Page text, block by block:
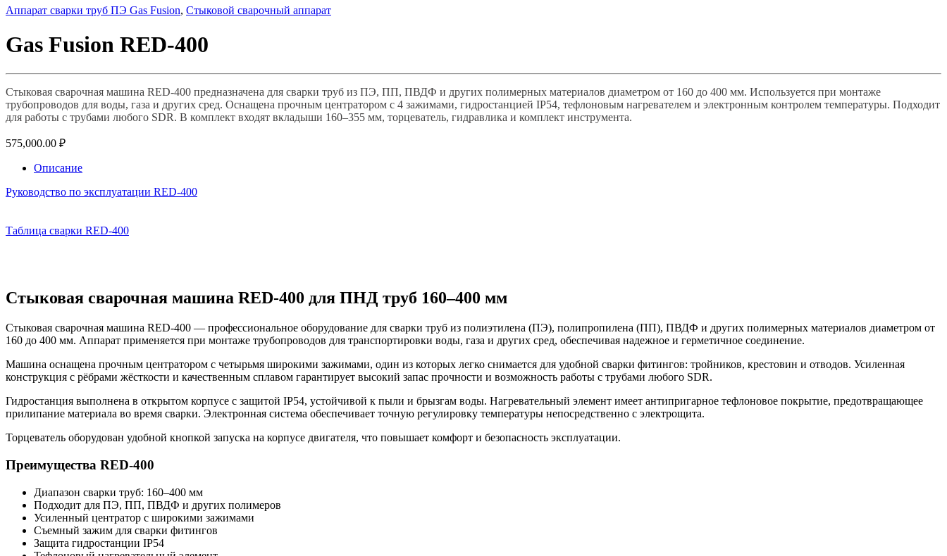
Аппарат сварки труб ПЭ Gas Fusion, Стыковой сварочный аппарат
Gas Fusion RED-400
Стыковая сварочная машина RED-400 предназначена для сварки труб из ПЭ, ПП, ПВДФ и других полимерных материалов диаметром от 160 до 400 мм. Используется при монтаже
трубопроводов для воды, газа и других сред. Оснащена прочным центратором с 4 зажимами, гидростанцией IP54, тефлоновым нагревателем и электронным контролем температуры. Подходит
для работы с трубами любого SDR. В комплект входят вкладыши 160–355 мм, торцеватель, гидравлика и комплект инструмента.
575,000.00 ₽
Описание
Руководство по эксплуатации RED-400
Таблица сварки RED-400
Стыковая сварочная машина RED-400 для ПНД труб 160–400 мм
Стыковая сварочная машина RED-400 — профессиональное оборудование для сварки труб из полиэтилена (ПЭ), полипропилена (ПП), ПВДФ и других полимерных материалов диаметром от
160 до 400 мм. Аппарат применяется при монтаже трубопроводов для транспортировки воды, газа и других сред, обеспечивая надежное и герметичное соединение.
Машина оснащена прочным центратором с четырьмя широкими зажимами, один из которых легко снимается для удобной сварки фитингов: тройников, крестовин и отводов. Усиленная
конструкция с рёбрами жёсткости и качественным сплавом гарантирует высокий запас прочности и возможность работы с трубами любого SDR.
Гидростанция выполнена в открытом корпусе с защитой IP54, устойчивой к пыли и брызгам воды. Нагревательный элемент имеет антипригарное тефлоновое покрытие, предотвращающее
прилипание материала во время сварки. Электронная система обеспечивает точную регулировку температуры непосредственно с электрощита.
Торцеватель оборудован удобной кнопкой запуска на корпусе двигателя, что повышает комфорт и безопасность эксплуатации.
Преимущества RED-400
Диапазон сварки труб: 160–400 мм
Подходит для ПЭ, ПП, ПВДФ и других полимеров
Усиленный центратор с широкими зажимами
Съемный зажим для сварки фитингов
Защита гидростанции IP54